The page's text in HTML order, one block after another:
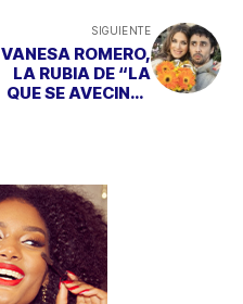
SIGUIENTE
VANESA ROMERO,
LA RUBIA DE “LA
QUE SE AVECINA”